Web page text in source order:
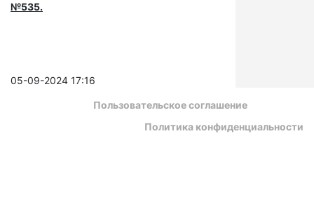
№535.
05-09-2024 17:16
Пользовательское соглашение
Политика конфиденциальности